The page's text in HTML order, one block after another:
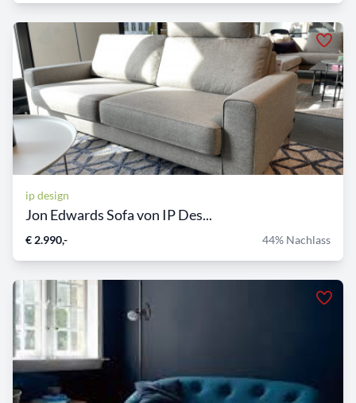
ip design
Jon Edwards Sofa von IP Des...
€ 2.990,- 44% Nachlass